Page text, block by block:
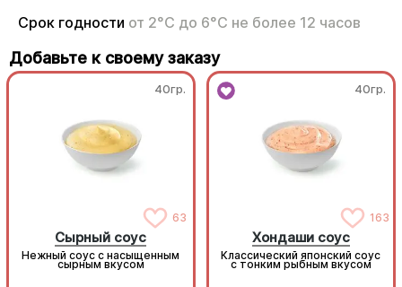
Срок годности от 2°С до 6°С не более 12 часов
Добавьте к своему заказу
40гр.
63
Сырный соус
Нежный соус с насыщенным
сырным вкусом
40гр.
163
Хондаши соус
Классический японский соус
с тонким рыбным вкусом